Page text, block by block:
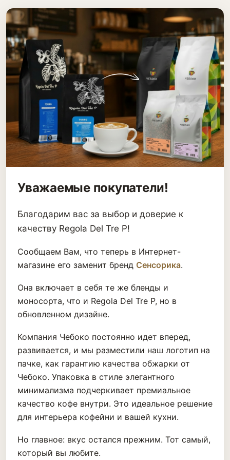
Уважаемые покупатели!
Благодарим вас за выбор и доверие к
качеству Regola Del Tre P!
Сообщаем Вам, что теперь в Интернет-
магазине его заменит бренд Сенсорика.
Она включает в себя те же бленды и
моносорта, что и Regola Del Tre P, но в
обновленном дизайне.
Компания Чебоко постоянно идет вперед,
развивается, и мы разместили наш логотип на
пачке, как гарантию качества обжарки от
Чебоко. Упаковка в стиле элегантного
минимализма подчеркивает премиальное
качество кофе внутри. Это идеальное решение
для интерьера кофейни и вашей кухни.
Но главное: вкус остался прежним. Тот самый,
который вы любите.